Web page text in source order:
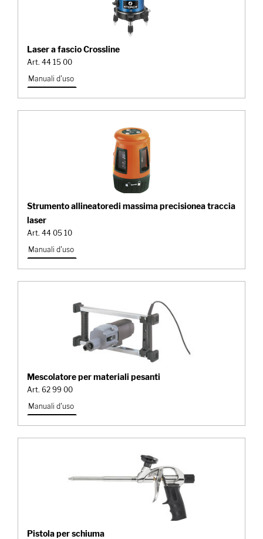
Laser a fascio Crossline
Art. 44 15 00
Manuali d'uso
Strumento allineatoredi massima precisionea traccia
laser
Art. 44 05 10
Manuali d'uso
Mescolatore per materiali pesanti
Art. 62 99 00
Manuali d'uso
Pistola per schiuma